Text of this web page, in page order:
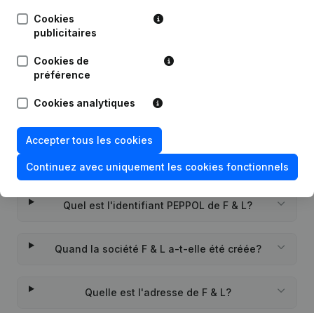
03-07-2018
Rubrique Constitution (Nouvelle
Personne Morale, Ouverture
Quel est le numéro de TVA de F & L?
Quel est l'identifiant PEPPOL de F & L?
Quand la société F & L a-t-elle été créée?
Quelle est l'adresse de F & L?
Cookies
publicitaires
Cookies de
préférence
Cookies analytiques
Accepter tous les cookies
Continuez avec uniquement les cookies fonctionnels